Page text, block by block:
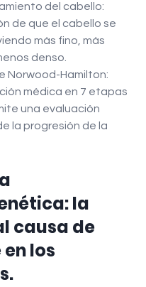
del cabello:
de que el cabello se
más fino, más
denso.
Norwood-Hamilton:
médica en 7 etapas
una evaluación
la progresión de la
la
causa de
los